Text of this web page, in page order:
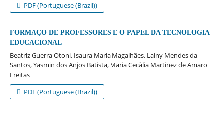
PDF (Portuguese (Brazil))
FORMAÇO DE PROFESSORES E O PAPEL DA TECNOLOGIA
EDUCACIONAL
Beatriz Guerra Otoni, Isaura Maria Magalhães, Lainy Mendes da
Santos, Yasmin dos Anjos Batista, Maria Cecà­lia Martinez de Amaro
Freitas
PDF (Portuguese (Brazil))